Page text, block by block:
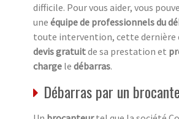
difficile. Pour vous aider, vous
une équipe de professionnels du
toute intervention, cette dernière
devis gratuitde sa prestation et
charge le débarras.
Débarras par un